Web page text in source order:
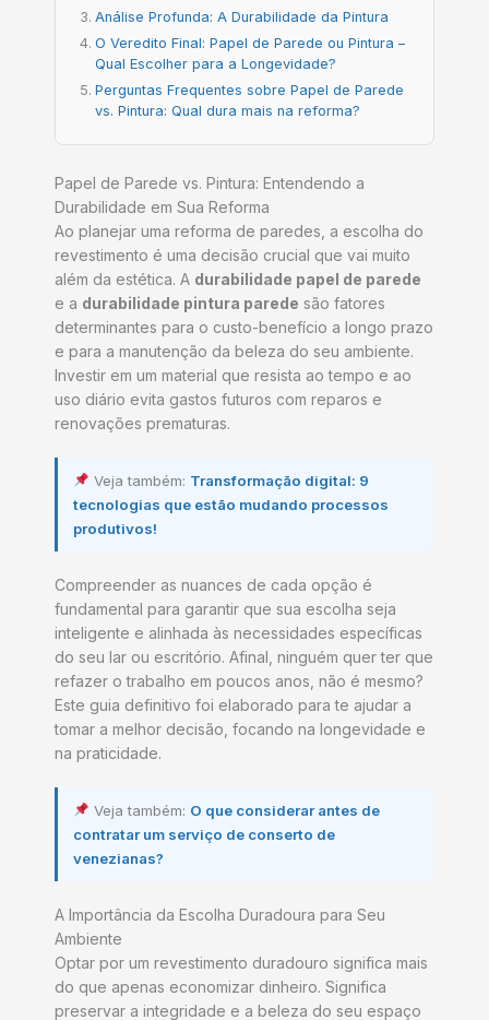
Análise Profunda: A Durabilidade da Pintura
O Veredito Final: Papel de Parede ou Pintura –
Qual Escolher para a Longevidade?
Perguntas Frequentes sobre Papel de Parede
vs. Pintura: Qual dura mais na reforma?
Papel de Parede vs. Pintura: Entendendo a
Durabilidade em Sua Reforma
Ao planejar uma reforma de paredes, a escolha do
revestimento é uma decisão crucial que vai muito
além da estética. A durabilidade papel de parede
e a durabilidade pintura parede são fatores
determinantes para o custo-benefício a longo prazo
e para a manutenção da beleza do seu ambiente.
Investir em um material que resista ao tempo e ao
uso diário evita gastos futuros com reparos e
renovações prematuras.
Veja também: Transformação digital: 9
tecnologias que estão mudando processos
produtivos!
Compreender as nuances de cada opção é
fundamental para garantir que sua escolha seja
inteligente e alinhada às necessidades específicas
do seu lar ou escritório. Afinal, ninguém quer ter que
refazer o trabalho em poucos anos, não é mesmo?
Este guia definitivo foi elaborado para te ajudar a
tomar a melhor decisão, focando na longevidade e
na praticidade.
Veja também: O que considerar antes de
contratar um serviço de conserto de
venezianas?
A Importância da Escolha Duradoura para Seu
Ambiente
Optar por um revestimento duradouro significa mais
do que apenas economizar dinheiro. Significa
preservar a integridade e a beleza do seu espaço